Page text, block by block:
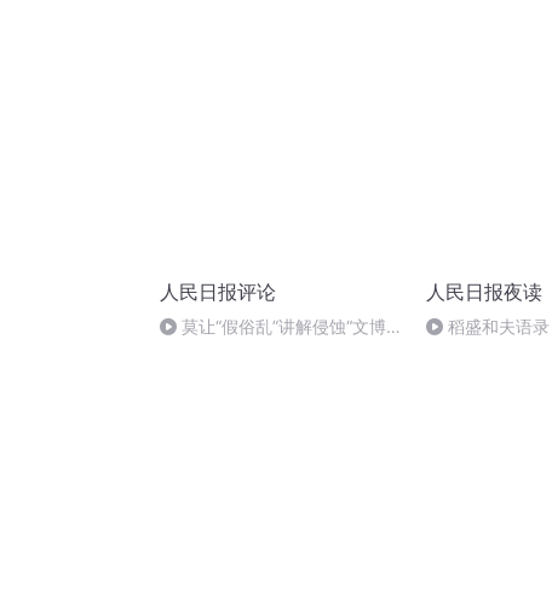
人民日报评论
莫让“假俗乱”讲解侵蚀“文博
人民日报夜读
稻盛和夫语录